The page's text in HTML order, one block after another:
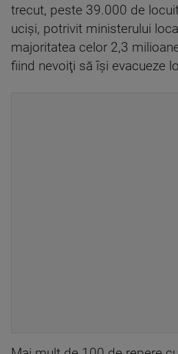
trecut, peste 39.000 de
ucişi, potrivit ministerului
majoritatea celor 2,3
fiind nevoiţi să îşi evacueze